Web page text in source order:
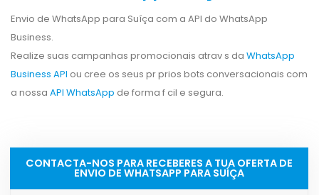
Envio de WhatsApp para Suíça com a API do WhatsApp
Business.
Realize suas campanhas promocionais atrav s da WhatsApp
Business API ou cree os seus pr prios bots conversacionais com
a nossa API WhatsApp de forma f cil e segura.
CONTACTA-NOS PARA RECEBERES A TUA OFERTA DE
ENVIO DE WHATSAPP PARA SUÍÇA